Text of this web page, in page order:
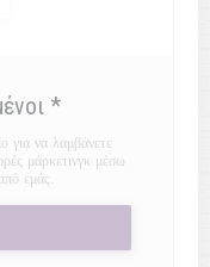
*
για να λαμβάνετε
μάρκετινγκ μέσω
εμάς.